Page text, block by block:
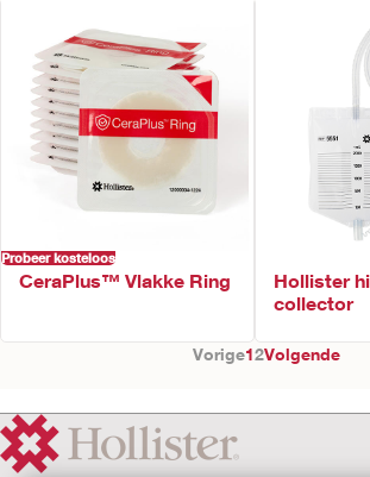
Probeer kosteloos
CeraPlus™ Vlakke Ring
Hollister
collector
Vorige12Volgende